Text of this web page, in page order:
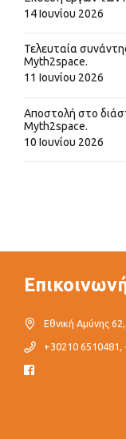
14 Ιουνίου 2026
Τελευταία
Myth2space.
11 Ιουνίου 2026
Αποστολή στο
Myth2space.
10 Ιουνίου 2026
Εθνική Αμύνης
+30210